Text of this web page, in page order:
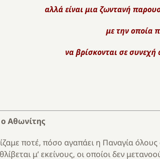
αλλά είναι μια ζωντανή
με την οποία
να βρίσκονται σε
Αθωνίτης
ποτέ, πόσο αγαπάει η Παναγία
μ’ εκείνους, οι οποίοι δεν